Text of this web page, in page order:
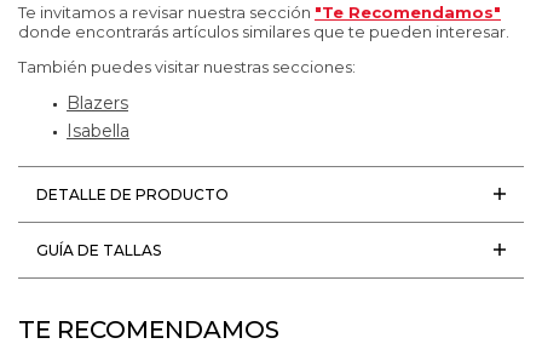
Te invitamos a revisar nuestra sección "Te Recomendamos"
donde encontrarás artículos similares que te pueden interesar.
También puedes visitar nuestras secciones:
Blazers
Isabella
DETALLE DE PRODUCTO
GUÍA DE TALLAS
TE RECOMENDAMOS